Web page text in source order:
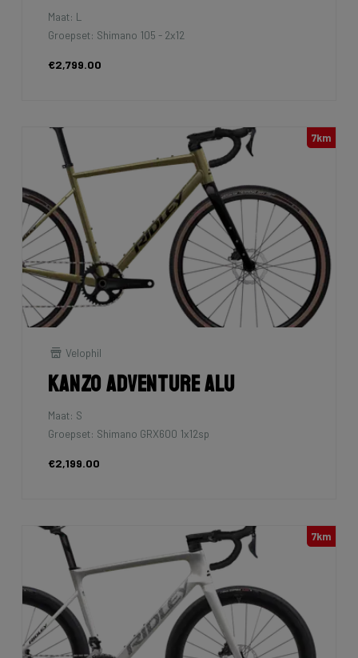
Maat: L
Groepset: Shimano 105 - 2x12
€2,799.00
7km
Velophil
Kanzo Adventure Alu
Maat: S
Groepset: Shimano GRX600 1x12sp
€2,199.00
7km